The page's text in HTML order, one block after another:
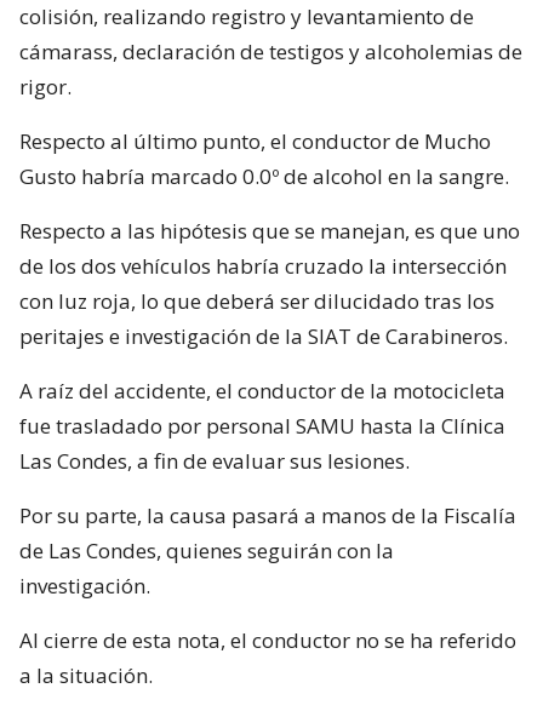
colisión, realizando registro y levantamiento de
cámarass, declaración de testigos y alcoholemias de
rigor.
Respecto al último punto, el conductor de Mucho
Gusto habría marcado 0.0º de alcohol en la sangre.
Respecto a las hipótesis que se manejan, es que uno
de los dos vehículos habría cruzado la intersección
con luz roja, lo que deberá ser dilucidado tras los
peritajes e investigación de la SIAT de Carabineros.
A raíz del accidente, el conductor de la motocicleta
fue trasladado por personal SAMU hasta la Clínica
Las Condes, a fin de evaluar sus lesiones.
Por su parte, la causa pasará a manos de la Fiscalía
de Las Condes, quienes seguirán con la
investigación.
Al cierre de esta nota, el conductor no se ha referido
a la situación.